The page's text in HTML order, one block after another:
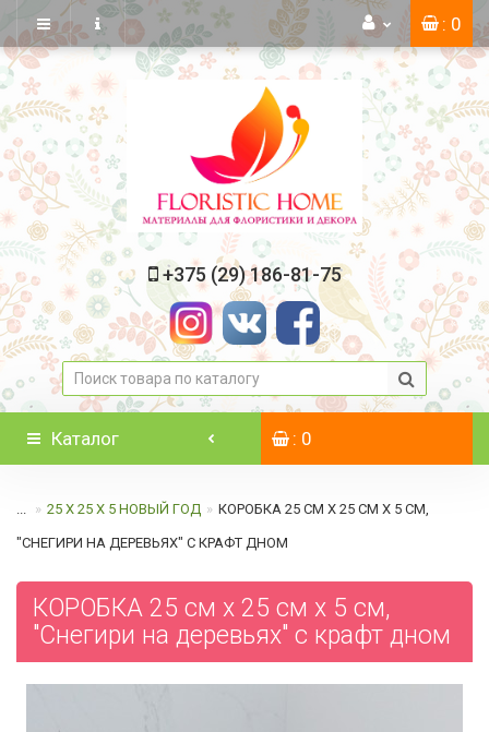
: 0
+375 (29) 186-81-75
Каталог : 0
... 25 Х 25 Х 5 НОВЫЙ ГОД КОРОБКА 25 СМ Х 25 СМ Х 5 СМ,
"СНЕГИРИ НА ДЕРЕВЬЯХ" C КРАФТ ДНОМ
КОРОБКА 25 см х 25 см х 5 см,
"Снегири на деревьях" c крафт дном